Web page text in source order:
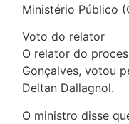
Ministério Público
Voto do relator
O relator do
Gonçalves, votou
Deltan Dallagnol.
O ministro disse